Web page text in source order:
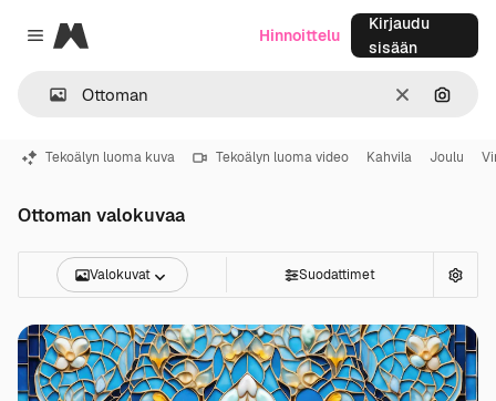
Close menu
Magnific
SelkeäHae
Hinnoittelu
Kirjaudu
sisään
Tekoälyn luoma kuva Tekoälyn luoma video Kahvila Joulu
Ottoman valokuvaa
Valokuvat Suodattimet